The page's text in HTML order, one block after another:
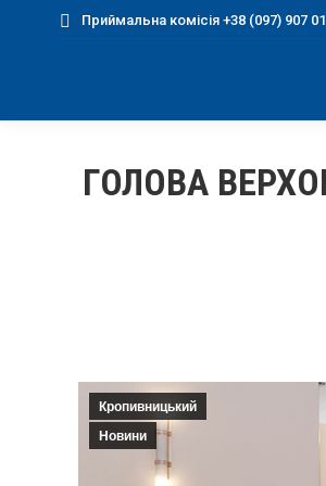
Приймальна комісія +38 (097) 907
ГОЛОВА
Кропивницький
Новини